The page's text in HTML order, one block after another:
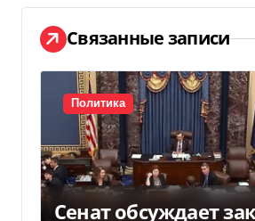
ц
и
я
п
о
з
Связанные записи
Политика
Сенат обсуждает